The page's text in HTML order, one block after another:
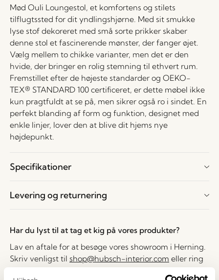
Mød Ouli Loungestol, et komfortens og stilets
tilflugtssted for dit yndlingshjørne. Med sit smukke
lyse stof dekoreret med små sorte prikker skaber
denne stol et fascinerende mønster, der fanger øjet.
Vælg mellem to chikke varianter, men det er den
hvide, der bringer en rolig stemning til ethvert rum.
Fremstillet efter de højeste standarder og OEKO-
TEX® STANDARD 100 certificeret, er dette møbel ikke
kun pragtfuldt at se på, men sikrer også ro i sindet. En
perfekt blanding af form og funktion, designet med
enkle linjer, lover den at blive dit hjems nye
højdepunkt.
Specifikationer
Levering og returnering
Har du lyst til at tag et kig på vores produkter?
Lav en aftale for at besøge vores showroom i Herning.
Skriv venligst til shop@hubsch-interior.com eller ring
til vores kundeservice for at lave en aftale på